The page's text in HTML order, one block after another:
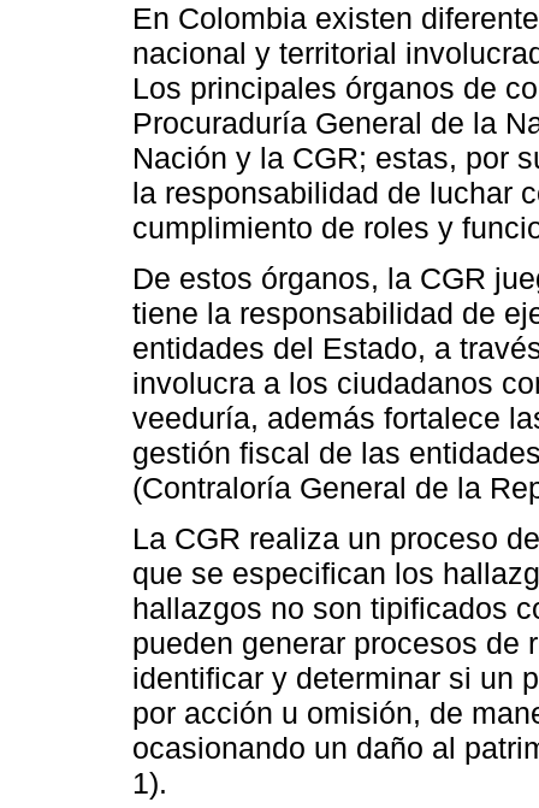
En Colombia existen
nacional y territorial
Los principales órganos de
Procuraduría General de la
Nación y la CGR; estas, por
la responsabilidad de luchar
cumplimiento de roles y
De estos órganos, la CGR
tiene la responsabilidad de
entidades del Estado, a
involucra a los ciudadanos
veeduría, además fortalece
gestión fiscal de las
(Contraloría General de la
La CGR realiza un proceso
que se especifican los
hallazgos no son tipificados
pueden generar procesos de
identificar y determinar si un
por acción u omisión, de
ocasionando un daño al
1).